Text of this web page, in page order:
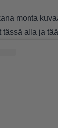
monta
tässä alla ja